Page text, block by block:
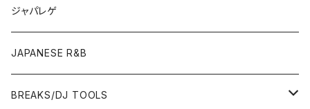
OTHERS
JAPANESE
OTHERS
ジャパレゲ
JAPANESE R&B
BREAKS/DJ TOOLS